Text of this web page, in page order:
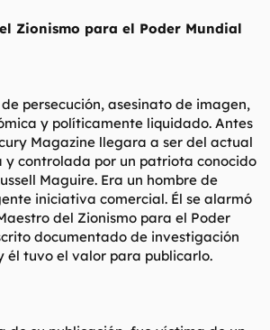
Zionismo para el Poder Mundial
persecución, asesinato de imagen,
y políticamente liquidado. Antes
Magazine llegara a ser del actual
y controlada por un patriota conocido
Maguire. Era un hombre de
iniciativa comercial. Él se alarmó
del Zionismo para el Poder
documentado de investigación
él tuvo el valor para publicarlo.